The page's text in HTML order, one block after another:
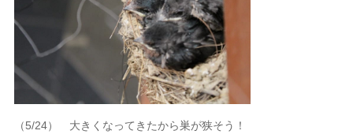
（5/24） 大きくなってきたから巣が狭そう！